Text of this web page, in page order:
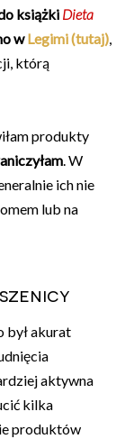
książki Dieta
wLegimi (tutaj),
którą
produkty
. W
ich nie
lub na
był akurat
aktywna
kilka
produktów